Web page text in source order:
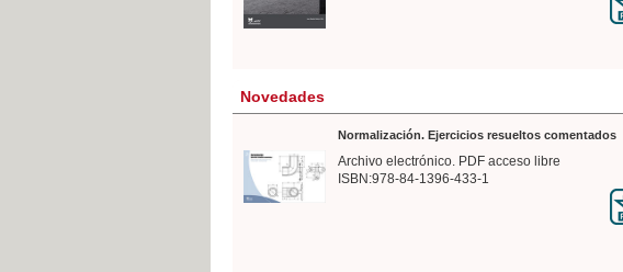
Novedades
Normalización. Ejercicios resueltos comentados
Archivo electrónico. PDF acceso libre
ISBN:978-84-1396-433-1